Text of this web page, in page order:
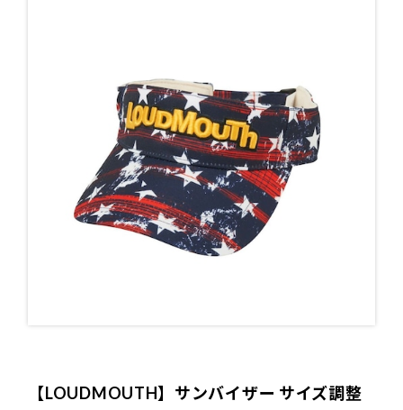
CONTACT
【LOUDMOUTH】サンバイザー サイズ調整